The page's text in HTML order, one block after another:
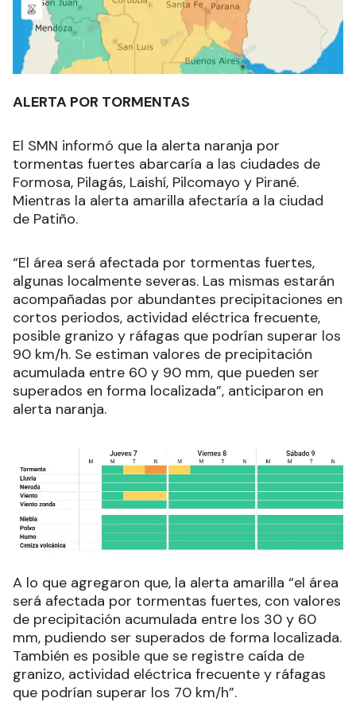
ALERTA POR TORMENTAS
El SMN informó que la alerta naranja por
tormentas fuertes abarcaría a las ciudades de
Formosa, Pilagás, Laishí, Pilcomayo y Pirané.
Mientras la alerta amarilla afectaría a la ciudad
de Patiño.
“El área será afectada por tormentas fuertes,
algunas localmente severas. Las mismas estarán
acompañadas por abundantes precipitaciones en
cortos periodos, actividad eléctrica frecuente,
posible granizo y ráfagas que podrían superar los
90 km/h. Se estiman valores de precipitación
acumulada entre 60 y 90 mm, que pueden ser
superados en forma localizada”, anticiparon en
alerta naranja.
A lo que agregaron que, la alerta amarilla “el área
será afectada por tormentas fuertes, con valores
de precipitación acumulada entre los 30 y 60
mm, pudiendo ser superados de forma localizada.
También es posible que se registre caída de
granizo, actividad eléctrica frecuente y ráfagas
que podrían superar los 70 km/h”.